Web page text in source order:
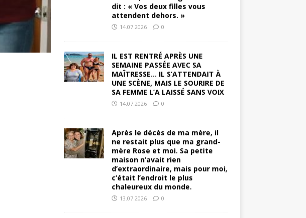
dit : « Vos deux filles vous
attendent dehors. »
14.07.2026 0
IL EST RENTRÉ APRÈS UNE
SEMAINE PASSÉE AVEC SA
MAÎTRESSE… IL S’ATTENDAIT À
UNE SCÈNE, MAIS LE SOURIRE DE
SA FEMME L’A LAISSÉ SANS VOIX
14.07.2026 0
Après le décès de ma mère, il
ne restait plus que ma grand-
mère Rose et moi. Sa petite
maison n’avait rien
d’extraordinaire, mais pour moi,
c’était l’endroit le plus
chaleureux du monde.
13.07.2026 0